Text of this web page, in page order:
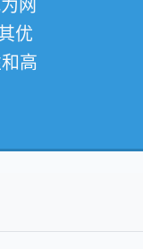
网
优
高